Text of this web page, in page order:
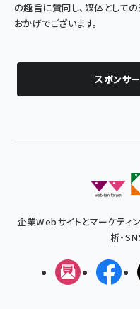
の趣旨に賛同し、媒体として
おかげでございます。
スポンサ
企業Webサイトとマーケティ
析・
メルマガ